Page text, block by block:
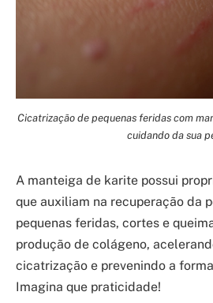
Cicatrização de pequenas feridas com
cuidando da sua
A manteiga de karite possui
que auxiliam na recuperação da
pequenas feridas, cortes e
produção de colágeno,
cicatrização e prevenindo a
Imagina que praticidade!